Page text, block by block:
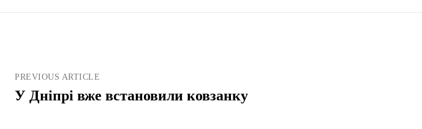
PREVIOUS ARTICLE
У Дніпрі вже встановили ковзанку